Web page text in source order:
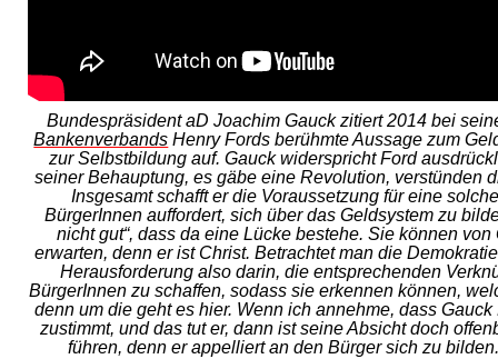
Bundespräsident aD Joachim Gauck zitiert 2014 bei
Bankenverbands Henry Fords berühmte Aussage zum
zur Selbstbildung auf. Gauck widerspricht Ford
seiner Behauptung, es gäbe eine Revolution, verstünden
Insgesamt schafft er die Voraussetzung für eine
BürgerInnen auffordert, sich über das Geldsystem zu
nicht gut“, dass da eine Lücke bestehe. Sie können
erwarten, denn er ist Christ. Betrachtet man die
Herausforderung also darin, die entsprechenden
BürgerInnen zu schaffen, sodass sie erkennen können,
denn um die geht es hier. Wenn ich annehme, dass
zustimmt, und das tut er, dann ist seine Absicht doch
führen, denn er appelliert an den Bürger sich zu